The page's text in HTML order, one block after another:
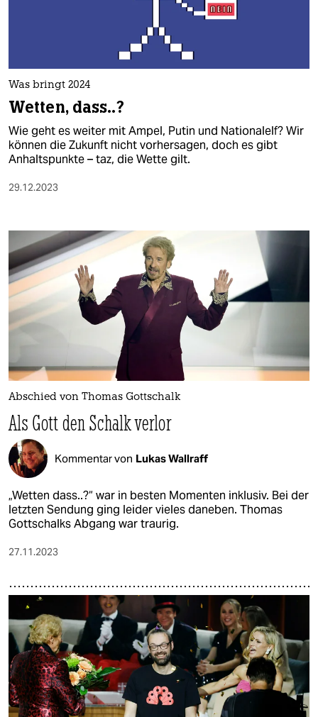
Was bringt 2024
Wetten, dass..?
Wie geht es weiter mit Ampel, Putin und Nationalelf? Wir
können die Zukunft nicht vorhersagen, doch es gibt
Anhaltspunkte – taz, die Wette gilt.
29.12.2023
Abschied von Thomas Gottschalk
Als Gott den Schalk verlor
Kommentar von Lukas Wallraff
„Wetten dass..?“ war in besten Momenten inklusiv. Bei der
letzten Sendung ging leider vieles daneben. Thomas
Gottschalks Abgang war traurig.
27.11.2023